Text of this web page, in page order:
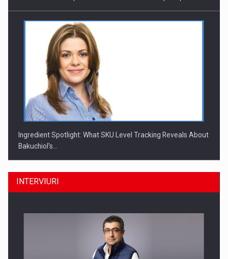
Ingredient Spotlight: What SKU Level Tracking Reveals About
Bakuchiol's…
INTERVIURI